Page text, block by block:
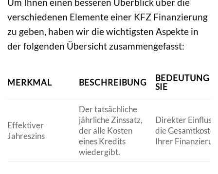
Um Ihnen einen besseren Überblick über die
verschiedenen Elemente einer KFZ Finanzierung
zu geben, haben wir die wichtigsten Aspekte in
der folgenden Übersicht zusammengefasst:
MERKMAL BESCHREIBUNG
BEDEUTUNG
SIE
Effektiver
Jahreszins
Der tatsächliche
jährliche Zinssatz,
der alle Kosten
eines Kredits
wiedergibt.
Direkter Einfluss
die
Ihrer